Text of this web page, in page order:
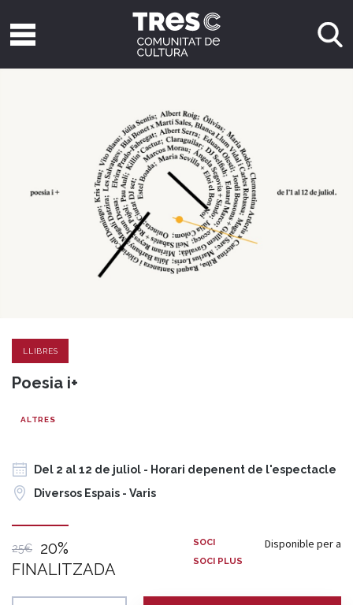
LLIBRES
Poesia i+
ALTRES
Del 2 al 12 de juliol - Horari depenent de l'espectacle
Diversos Espais - Varis
25€
20%
FINALITZADA
Disponible per a
SOCI
SOCI PLUS